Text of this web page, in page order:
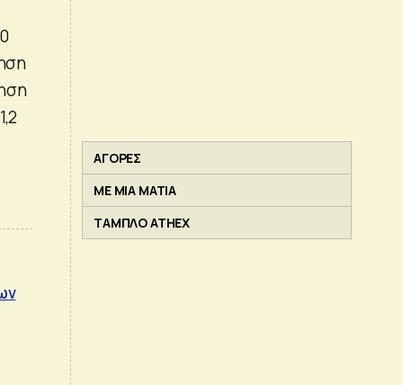
ΑΓΟΡΕΣ
ΜΕ ΜΙΑ ΜΑΤΙΑ
ΤΑΜΠΛΟ ATHEX